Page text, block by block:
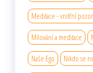
Meditace - vnitřní
Milování a meditace
Naše Ego Nikdo se